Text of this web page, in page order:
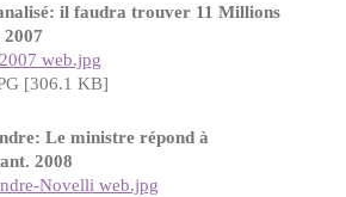
il faudra trouver 11 Millions
web.jpg
[306.1 KB]
Le ministre répond à
2008
Novelli web.jpg